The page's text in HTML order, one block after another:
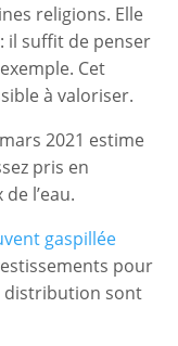
religions. Elle
il suffit de penser
Cet
à valoriser.
2021 estime
pris en
l’eau.
gaspillée
pour
distribution sont